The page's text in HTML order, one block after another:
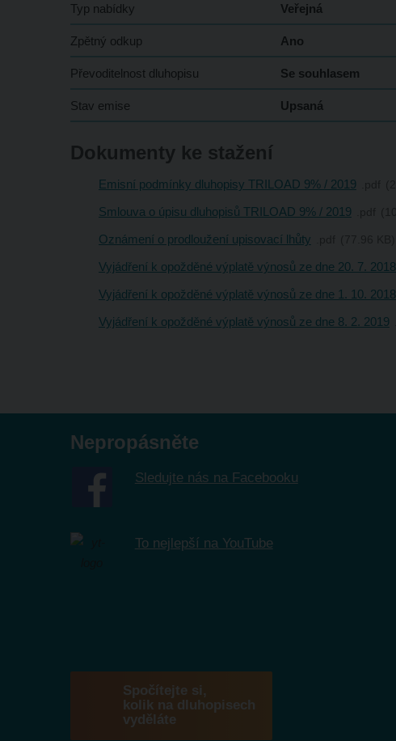
Typ nabídky Veřejná
Zpětný odkup Ano
Převoditelnost dluhopisu Se souhlasem
Stav emise Upsaná
Dokumenty ke stažení
Emisní podmínky dluhopisy TRILOAD 9% / 2019
Smlouva o úpisu dluhopisů TRILOAD 9% / 2019
Oznámení o prodloužení upisovací lhůty
Vyjádření k opožděné výplatě výnosů ze dne 20. 7. 2018
Vyjádření k opožděné výplatě výnosů ze dne 1. 10. 2018
Vyjádření k opožděné výplatě výnosů ze dne 8. 2. 2019
Nepropásněte
Sledujte nás na Facebooku
To nejlepší na YouTube
Spočítejte si,
kolik na dluhopisech
vyděláte